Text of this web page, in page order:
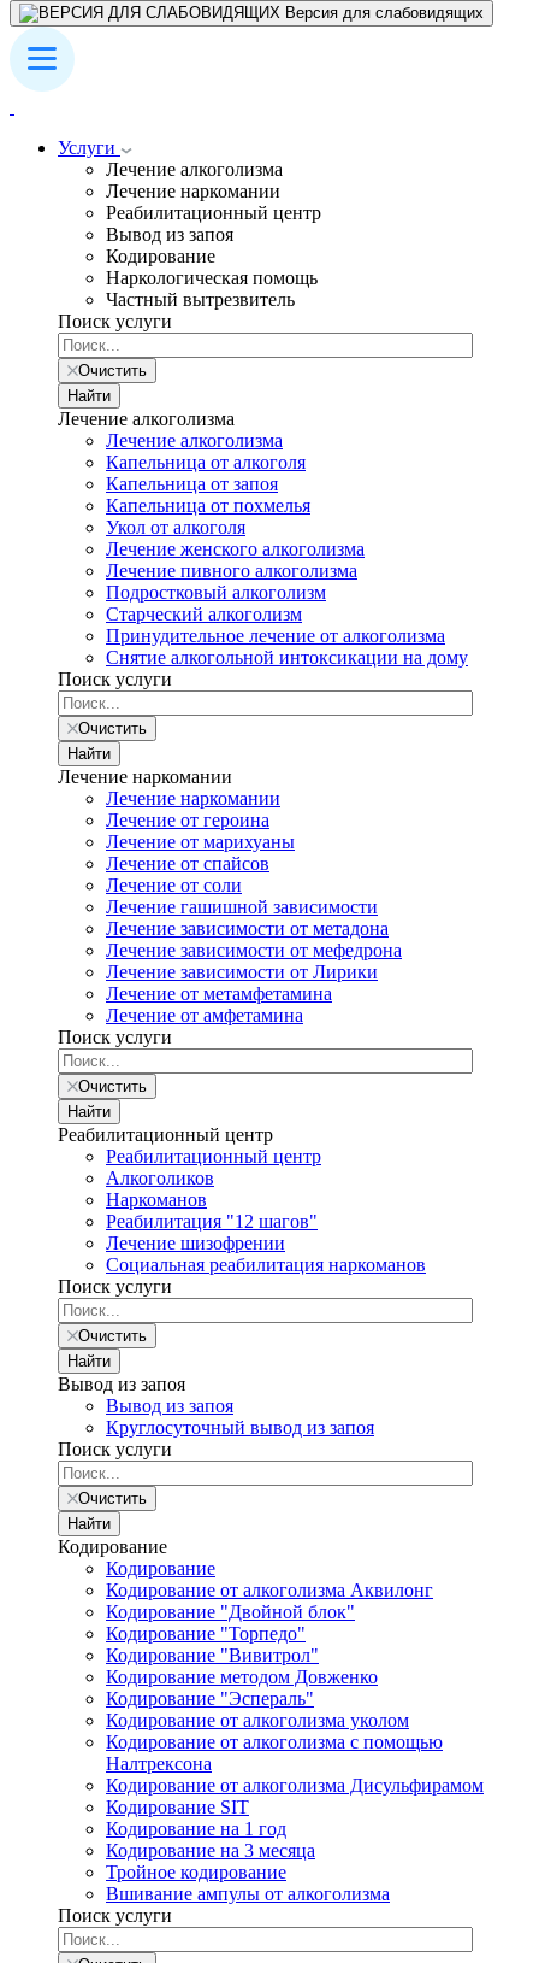
Версия для слабовидящих
Услуги
Лечение алкоголизма
Лечение наркомании
Реабилитационный центр
Вывод из запоя
Кодирование
Наркологическая помощь
Частный вытрезвитель
Поиск услуги
Очистить
Найти
Лечение алкоголизма
Лечение алкоголизма
Капельница от алкоголя
Капельница от запоя
Капельница от похмелья
Укол от алкоголя
Лечение женского алкоголизма
Лечение пивного алкоголизма
Подростковый алкоголизм
Старческий алкоголизм
Принудительное лечение от алкоголизма
Снятие алкогольной интоксикации на дому
Поиск услуги
Очистить
Найти
Лечение наркомании
Лечение наркомании
Лечение от героина
Лечение от марихуаны
Лечение от спайсов
Лечение от соли
Лечение гашишной зависимости
Лечение зависимости от метадона
Лечение зависимости от мефедрона
Лечение зависимости от Лирики
Лечение от метамфетамина
Лечение от амфетамина
Поиск услуги
Очистить
Найти
Реабилитационный центр
Реабилитационный центр
Алкоголиков
Наркоманов
Реабилитация "12 шагов"
Лечение шизофрении
Социальная реабилитация наркоманов
Поиск услуги
Очистить
Найти
Вывод из запоя
Вывод из запоя
Круглосуточный вывод из запоя
Поиск услуги
Очистить
Найти
Кодирование
Кодирование
Кодирование от алкоголизма Аквилонг
Кодирование "Двойной блок"
Кодирование "Торпедо"
Кодирование "Вивитрол"
Кодирование методом Довженко
Кодирование "Эспераль"
Кодирование от алкоголизма уколом
Кодирование от алкоголизма с помощью
Налтрексона
Кодирование от алкоголизма Дисульфирамом
Кодирование SIT
Кодирование на 1 год
Кодирование на 3 месяца
Тройное кодирование
Вшивание ампулы от алкоголизма
Поиск услуги